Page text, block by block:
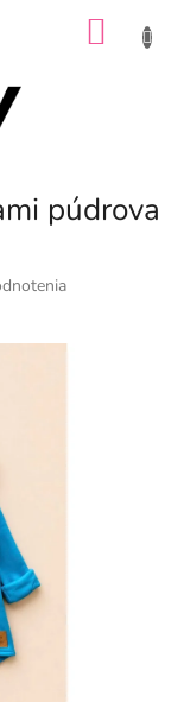
púdrova